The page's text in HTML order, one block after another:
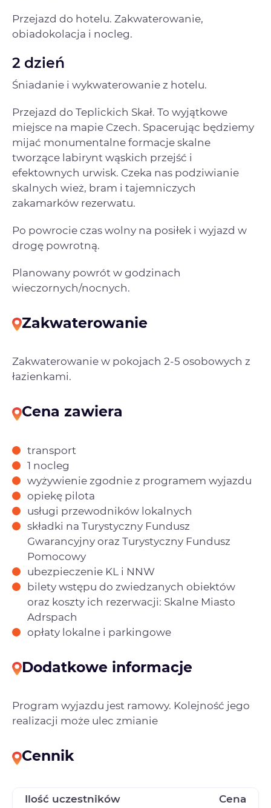
Przejazd do hotelu. Zakwaterowanie,
obiadokolacja i nocleg.
2 dzień
Śniadanie i wykwaterowanie z hotelu.
Przejazd do Teplickich Skał. To wyjątkowe
miejsce na mapie Czech. Spacerując będziemy
mijać monumentalne formacje skalne
tworzące labirynt wąskich przejść i
efektownych urwisk. Czeka nas podziwianie
skalnych wież, bram i tajemniczych
zakamarków rezerwatu.
Po powrocie czas wolny na posiłek i wyjazd w
drogę powrotną.
Planowany powrót w godzinach
wieczornych/nocnych.
Zakwaterowanie
Zakwaterowanie w pokojach 2-5 osobowych z
łazienkami.
Cena zawiera
transport
1 nocleg
wyżywienie zgodnie z programem wyjazdu
opiekę pilota
usługi przewodników lokalnych
składki na Turystyczny Fundusz
Gwarancyjny oraz Turystyczny Fundusz
Pomocowy
ubezpieczenie KL i NNW
bilety wstępu do zwiedzanych obiektów
oraz koszty ich rezerwacji: Skalne Miasto
Adrspach
opłaty lokalne i parkingowe
Dodatkowe informacje
Program wyjazdu jest ramowy. Kolejność jego
realizacji może ulec zmianie
Cennik
Ilość uczestników Cena